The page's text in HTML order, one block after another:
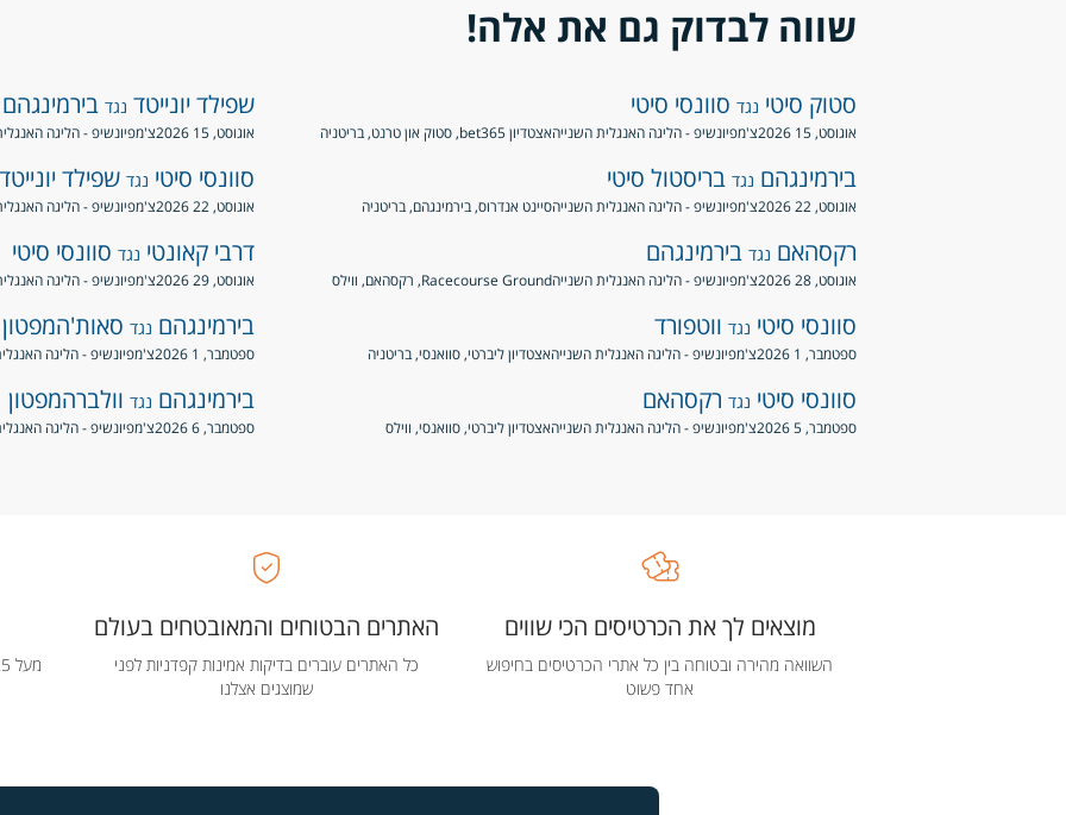
שווה לבדוק גם את אלה!
סטוק סיטי נגד סוונסי סיטי
אוגוסט, 15 2026 צ'מפיונשיפ - הליגה האנגלית השנייהאצטדיון bet365, סטוק און טרנט, בריטניה
שפילד יונייטד נגד בירמינגהם
אוגוסט, 15 2026 צ'מפיונשיפ - הליגה
בירמינגהם נגד בריסטול סיטי
אוגוסט, 22 2026 צ'מפיונשיפ - הליגה האנגלית השנייהסיינט אנדרוס, בירמינגהם, בריטניה
סוונסי סיטי נגד שפילד יונייטד
אוגוסט, 22 2026 צ'מפיונשיפ - הליגה
רקסהאם נגד בירמינגהם
אוגוסט, 28 2026 צ'מפיונשיפ - הליגה האנגלית השנייהRacecourse Ground, רקסהאם, ווילס
דרבי קאונטי נגד סוונסי סיטי
אוגוסט, 29 2026 צ'מפיונשיפ - הליגה
סוונסי סיטי נגד ווטפורד
ספטמבר, 1 2026 צ'מפיונשיפ - הליגה האנגלית השנייהאצטדיון ליברטי, סוואנסי, בריטניה
בירמינגהם נגד סאות'המפטון
ספטמבר, 1 2026 צ'מפיונשיפ - הליגה
סוונסי סיטי נגד רקסהאם
ספטמבר, 5 2026 צ'מפיונשיפ - הליגה האנגלית השנייהאצטדיון ליברטי, סוואנסי, ווילס
בירמינגהם נגד וולברהמפטון
ספטמבר, 6 2026 צ'מפיונשיפ - הליגה
האתרים הבטוחים והמאובטחים בעולם
כל האתרים עוברים בדיקות אמינות קפדניות לפני
שמוצגים אצלנו
מוצאים לך את הכרטיסים הכי שווים
השוואה מהירה ובטוחה בין כל אתרי הכרטיסים בחיפוש
אחד פשוט